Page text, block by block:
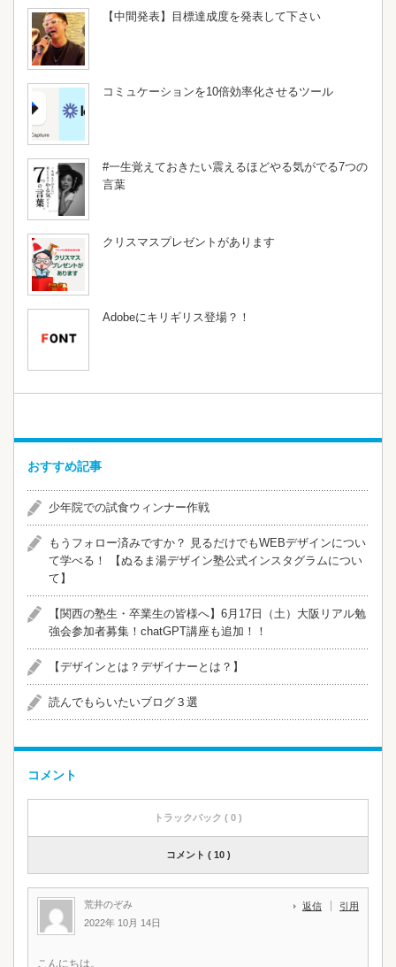
【中間発表】目標達成度を発表して下さい
コミュケーションを10倍効率化させるツール
#一生覚えておきたい震えるほどやる気がでる7つの
言葉
クリスマスプレゼントがあります
Adobeにキリギリス登場？！
おすすめ記事
少年院での試食ウィンナー作戦
​​もうフォロー済みですか？ 見るだけでもWEBデザインについ
て学べる！ 【ぬるま湯デザイン塾公式インスタグラムについ
て】
【関西の塾生・卒業生の皆様へ】6月17日（土）大阪リアル勉
強会参加者募集！chatGPT講座も追加！！
【デザインとは？デザイナーとは？】
読んでもらいたいブログ３選
コメント
トラックバック ( 0 )
コメント ( 10 )
荒井のぞみ
2022年 10月 14日
返信 引用
こんにちは。